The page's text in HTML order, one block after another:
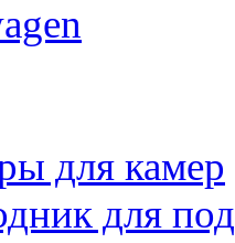
для камер
для